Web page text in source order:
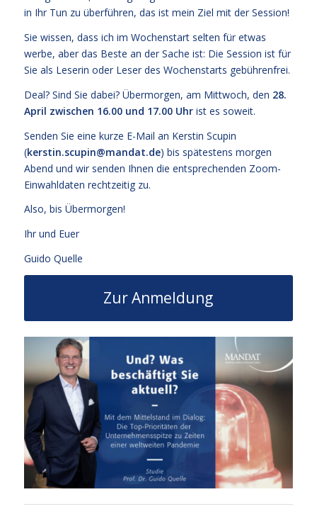
in Ihr Tun zu überführen, das ist mein Ziel mit der Session!
Sie wissen, dass ich im Wochenstart selten für etwas
werbe, aber das Beste an der Sache ist: Die Session ist für
Sie als Leserin oder Leser des Wochenstarts gebührenfrei.
Deal? Sind Sie dabei? Übermorgen, am Mittwoch, den 28.
April zwischen 16.00 und 17.00 Uhrist es soweit.
Senden Sie eine kurze E-Mail an Kerstin Scupin
(kerstin.scupin@mandat.de) bis spätestens morgen
Abend und wir senden Ihnen die entsprechenden Zoom-
Einwahldaten rechtzeitig zu.
Also, bis Übermorgen!
Ihr und Euer
Guido Quelle
Zur Anmeldung